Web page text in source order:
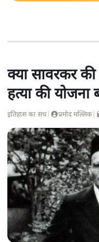
क्या सावरकर
हत्या की योजना
इतिहास का सच प्रमोद मल्लिक